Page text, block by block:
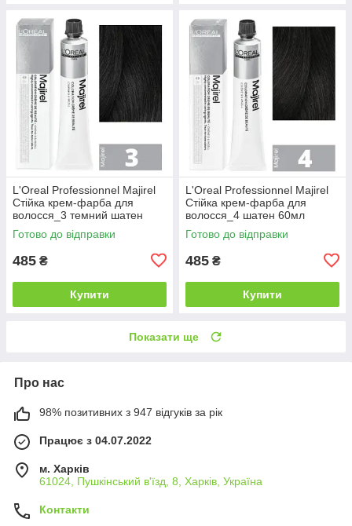
L'Oreal Professionnel Majirel
Стійка крем-фарба для
волосся_3 темний шатен
60мл
Готово до відправки
485 ₴
Купити
L'Oreal Professionnel Majirel
Стійка крем-фарба для
волосся_4 шатен 60мл
Готово до відправки
485 ₴
Купити
Показати ще
Про нас
98% позитивних з 947 відгуків за рік
Працює з 04.07.2022
м. Харків
61024, Пушкінський в'їзд, 8, Харків, Україна
Контакти